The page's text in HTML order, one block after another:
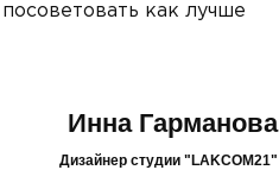
как лучше
Инна Гарманова
Дизайнер студии "LAKCOM21"